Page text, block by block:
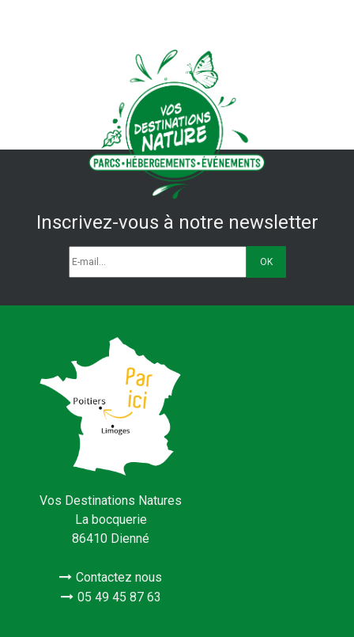
Inscrivez-vous à notre newsletter
Vos Destinations Natures
La bocquerie
86410 Dienné
Contactez nous
05 49 45 87 63